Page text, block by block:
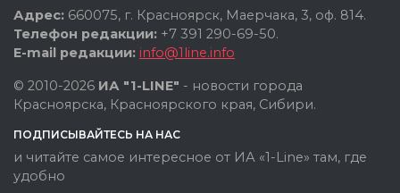
Адрес: 660075, г. Красноярск, Маерчака, 3, оф. 814.
Телефон редакции: +7 391 290-69-50.
E-mail редакции: info@1line.info
© 2010-2026 ИА "1-LINE" - новости города
Красноярска, Красноярского края, Сибири.
ПОДПИСЫВАЙТЕСЬ НА НАС
и читайте самое интересное от ИА «1-Line» там, где
удобно